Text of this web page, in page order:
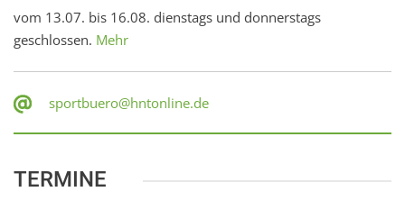
vom 13.07. bis 16.08. dienstags und donnerstags
geschlossen. Mehr
sportbuero@hntonline.de
TERMINE